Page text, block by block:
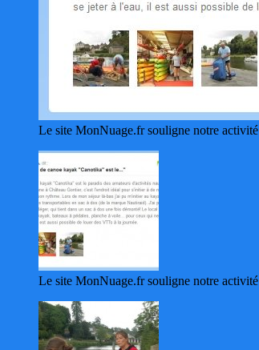
Le site MonNuage.fr souligne notre activité
Le site MonNuage.fr souligne notre activité